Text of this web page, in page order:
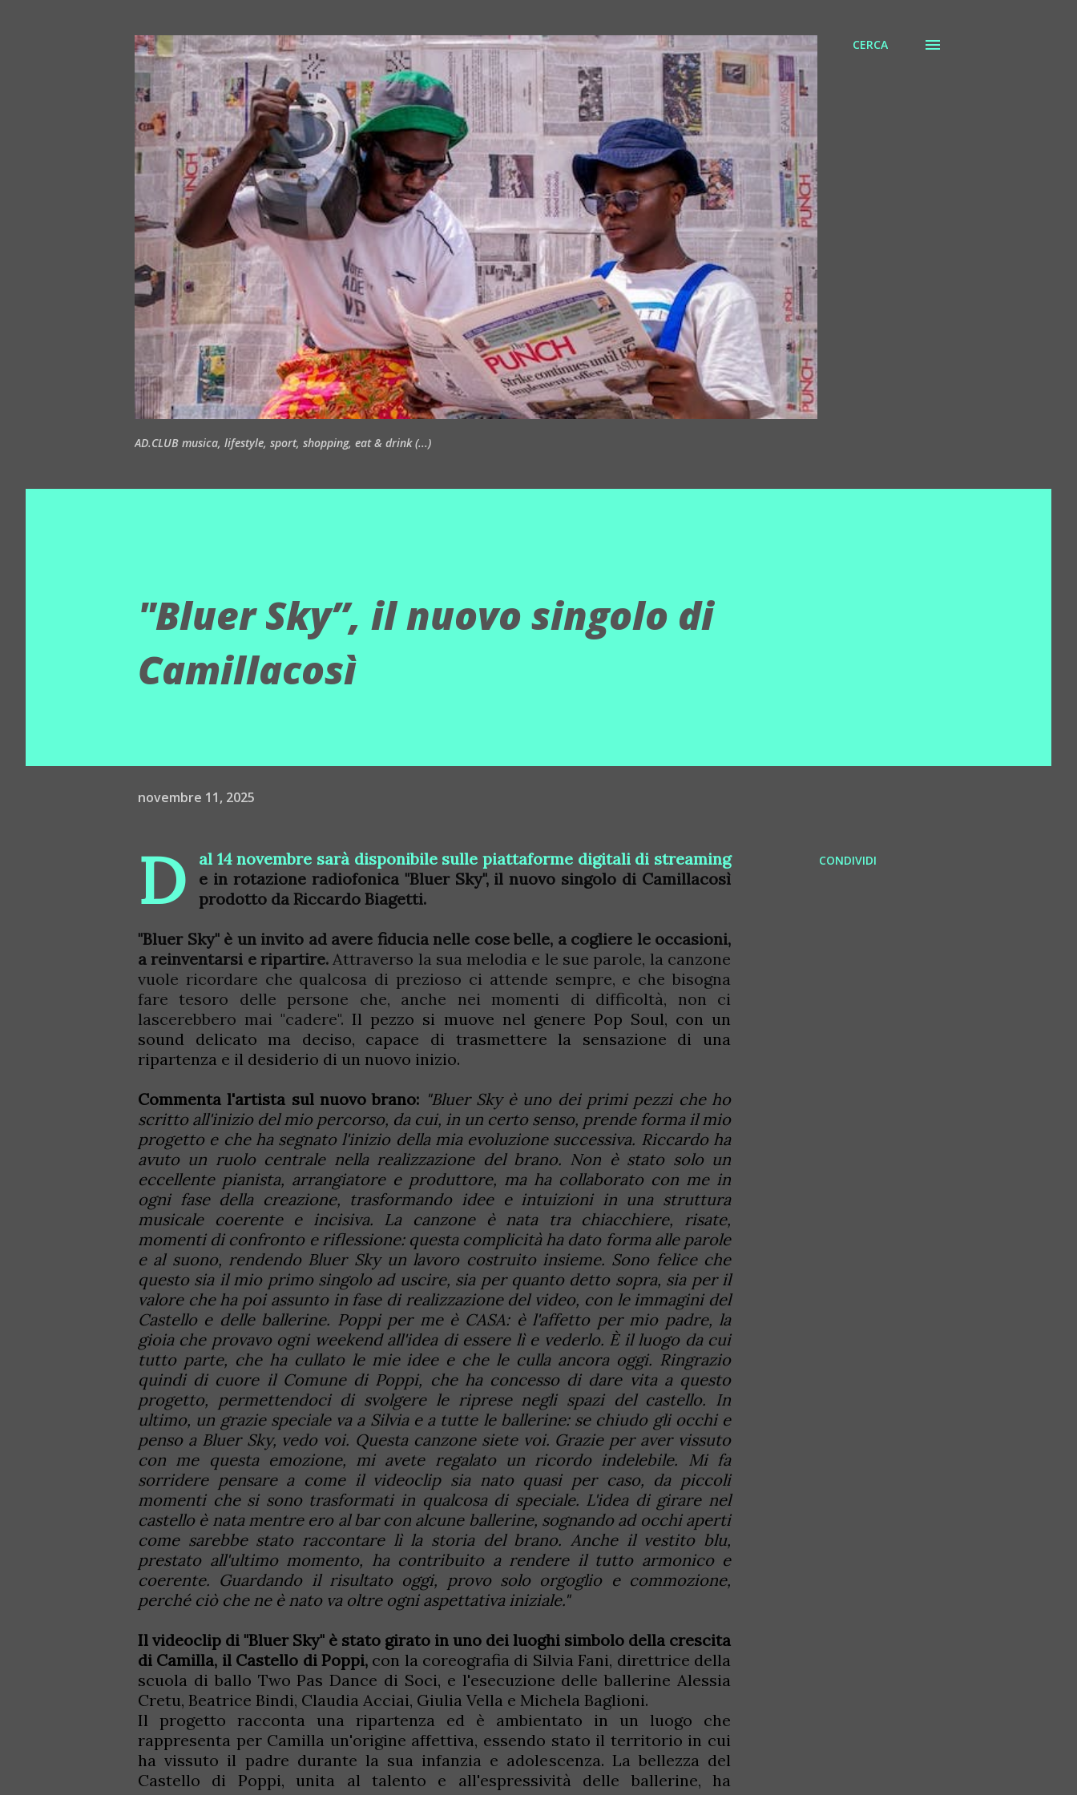
AD.CLUB musica, lifestyle, sport, shopping, eat & drink (...)
CERCA
"Bluer Sky”, il nuovo singolo di
Camillacosì
novembre 11, 2025
D
al 14 novembre sarà disponibile sulle piattaforme digitali di streaming
e in rotazione radiofonica "Bluer Sky", il nuovo singolo di Camillacosì
prodotto da Riccardo Biagetti.
"Bluer Sky" è un invito ad avere fiducia nelle cose belle, a cogliere le occasioni,
a reinventarsi e ripartire.Attraverso la sua melodia e le sue parole, la canzone
vuole ricordare che qualcosa di prezioso ci attende sempre, e che bisogna
fare tesoro delle persone che, anche nei momenti di difficoltà, non ci
lascerebbero mai "cadere".Il pezzo si muove nel genere Pop Soul, con un
sound delicato ma deciso, capace di trasmettere la sensazione di una
ripartenza e il desiderio di un nuovo inizio.
Commenta l'artista sul nuovo brano: "Bluer Sky è uno dei primi pezzi che ho
scritto all'inizio del mio percorso, da cui, in un certo senso, prende forma il mio
progetto e che ha segnato l'inizio della mia evoluzione successiva. Riccardo ha
avuto un ruolo centrale nella realizzazione del brano. Non è stato solo un
eccellente pianista, arrangiatore e produttore, ma ha collaborato con me in
ogni fase della creazione, trasformando idee e intuizioni in una struttura
musicale coerente e incisiva. La canzone è nata tra chiacchiere, risate,
momenti di confronto e riflessione: questa complicità ha dato forma alle parole
e al suono, rendendo Bluer Sky un lavoro costruito insieme. Sono felice che
questo sia il mio primo singolo ad uscire, sia per quanto detto sopra, sia per il
valore che ha poi assunto in fase di realizzazione del video, con le immagini del
Castello e delle ballerine. Poppi per me è CASA: è l'affetto per mio padre, la
gioia che provavo ogni weekend all'idea di essere lì e vederlo. È il luogo da cui
tutto parte, che ha cullato le mie idee e che le culla ancora oggi. Ringrazio
quindi di cuore il Comune di Poppi, che ha concesso di dare vita a questo
progetto, permettendoci di svolgere le riprese negli spazi del castello. In
ultimo, un grazie speciale va a Silvia e a tutte le ballerine: se chiudo gli occhi e
penso a Bluer Sky, vedo voi. Questa canzone siete voi. Grazie per aver vissuto
con me questa emozione, mi avete regalato un ricordo indelebile. Mi fa
sorridere pensare a come il videoclip sia nato quasi per caso, da piccoli
momenti che si sono trasformati in qualcosa di speciale. L'idea di girare nel
castello è nata mentre ero al bar con alcune ballerine, sognando ad occhi aperti
come sarebbe stato raccontare lì la storia del brano. Anche il vestito blu,
prestato all'ultimo momento, ha contribuito a rendere il tutto armonico e
coerente. Guardando il risultato oggi, provo solo orgoglio e commozione,
perché ciò che ne è nato va oltre ogni aspettativa iniziale."
Il videoclip di "Bluer Sky" è stato girato in uno dei luoghi simbolo della crescita
di Camilla, il Castello di Poppi, con la coreografia di Silvia Fani, direttrice della
scuola di ballo Two Pas Dance di Soci, e l'esecuzione delle ballerine Alessia
Cretu, Beatrice Bindi, Claudia Acciai, Giulia Vella e Michela Baglioni.
Il progetto racconta una ripartenza ed è ambientato in un luogo che
rappresenta per Camilla un'origine affettiva, essendo stato il territorio in cui
ha vissuto il padre durante la sua infanzia e adolescenza. La bellezza del
Castello di Poppi, unita al talento e all'espressività delle ballerine, ha
CONDIVIDI